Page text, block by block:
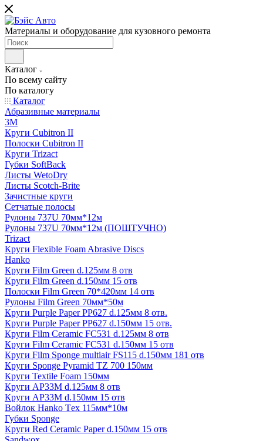
Материалы и оборудование для кузовного ремонта
Каталог
По всему сайту
По каталогу
Каталог
Абразивные материалы
3M
Круги Cubitron II
Полоски Cubitron II
Круги Trizact
Губки SoftBack
Листы WetoDry
Листы Scotch-Brite
Зачистные круги
Сетчатые полосы
Рулоны 737U 70мм*12м
Рулоны 737U 70мм*12м (ПОШТУЧНО)
Trizact
Круги Flexible Foam Abrasive Discs
Hanko
Круги Film Green d.125мм 8 отв
Круги Film Green d.150мм 15 отв
Полоски Film Green 70*420мм 14 отв
Рулоны Film Green 70мм*50м
Круги Purple Paper PP627 d.125мм 8 отв.
Круги Purple Paper PP627 d.150мм 15 отв.
Круги Film Ceramic FC531 d.125мм 8 отв
Круги Film Ceramic FC531 d.150мм 15 отв
Круги Film Sponge multiair FS115 d.150мм 181 отв
Круги Sponge Pyramid TZ 700 150мм
Круги Textile Foam 150мм
Круги AP33M d.125мм 8 отв
Круги AP33M d.150мм 15 отв
Войлок Hanko Tех 115мм*10м
Губки Sponge
Круги Red Ceramic Paper d.150мм 15 отв